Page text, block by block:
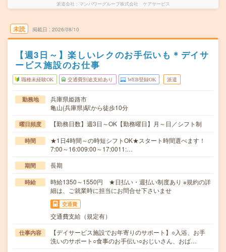
派遣会社 マンパワーグループ株式会社 ケアサービス
未読 掲載日 2026/08/10
【週3日～】楽しいレクのお手伝いも＊デイサ
ービス施設のお仕事
職種未経験OK 交通費別途支給あり WEB登録OK 派遣
勤務地
兵庫県姫路市
亀山(兵庫県)駅から徒歩10分
曜日頻度 【勤務日数】週3日～OK【勤務曜日】月～日／シフト制
時間
★1日4時間～の時短シフトOK★スタート時間選べます！
7:00～16:009:00～17:0011:…
期間 長期
時給
時給1350～1550円 ★日払い・週払い制度あり ※規約の詳
細は、ご就業時に担当にお問合せ下さいませ
交通費
交通費支給（規定有）
仕事内容
【デイサービス施設でお年寄りのサポート】○入浴、お手
洗いのサポート○食事のお手伝い○おじいさん、おば…